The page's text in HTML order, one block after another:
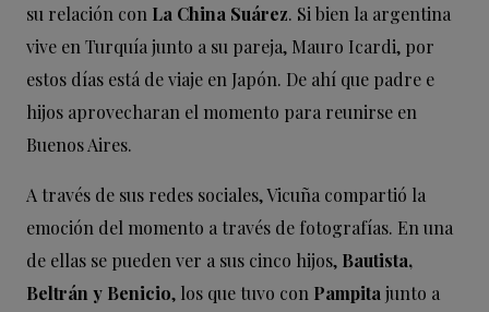
su relación con La China Suárez. Si bien la argentina
vive en Turquía junto a su pareja, Mauro Icardi, por
estos días está de viaje en Japón. De ahí que padre e
hijos aprovecharan el momento para reunirse en
Buenos Aires.
A través de sus redes sociales, Vicuña compartió la
emoción del momento a través de fotografías. En una
de ellas se pueden ver a sus cinco hijos, Bautista,
Beltrán y Benicio, los que tuvo con Pampita junto a